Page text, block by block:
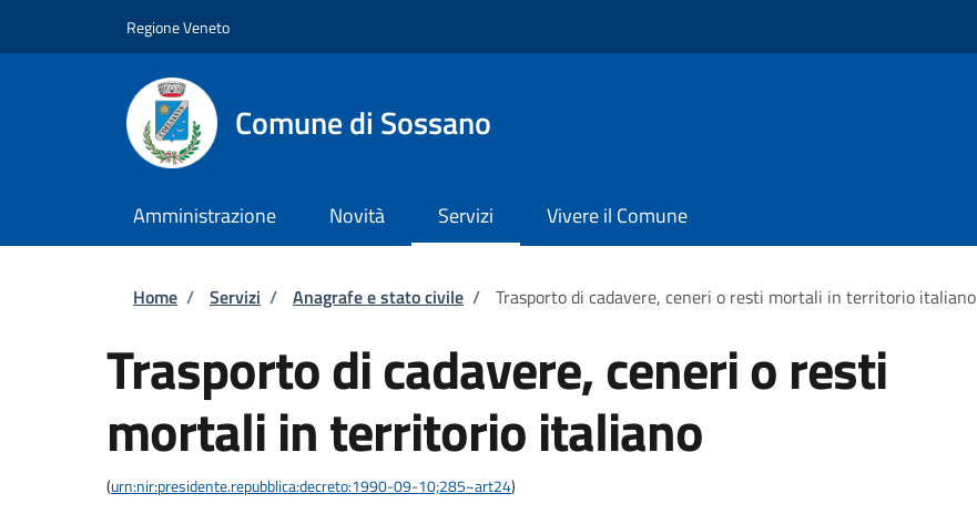
Regione Veneto
Comune di Sossano
Amministrazione Novità Servizi Vivere il Comune
Briciole di pane
Home / Servizi / Anagrafe e stato civile / Trasporto di cadavere, ceneri o resti mortali in territorio italiano
Trasporto di cadavere, ceneri o resti
mortali in territorio italiano
(urn:nir:presidente.repubblica:decreto:1990-09-10;285~art24)